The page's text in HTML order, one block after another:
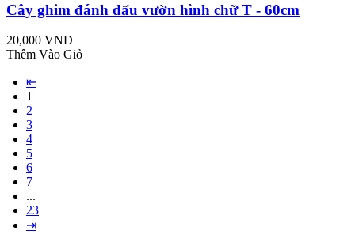
Cây ghim đánh dấu vườn hình chữ T - 60cm
20,000 VND
Thêm Vào Giỏ
⇤
1
2
3
4
5
6
7
...
23
⇥